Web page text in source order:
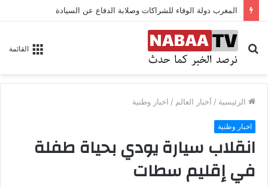
المغرب دولة الوفاء للشراكات وصلابة الدفاع عن السيادة
القائمة
بحث
عن
الرئيسية / أخبار العالم / اخبار وطنية
اخبار وطنية
انقلاب سيارة يودي بحياة طفلة
في إقليم سطات